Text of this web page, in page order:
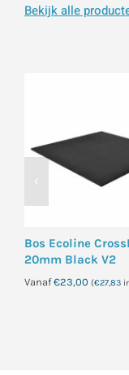
Bekijk alle
Bos Ecoline
20mm Black V2
Vanaf€23,00 (€27,83